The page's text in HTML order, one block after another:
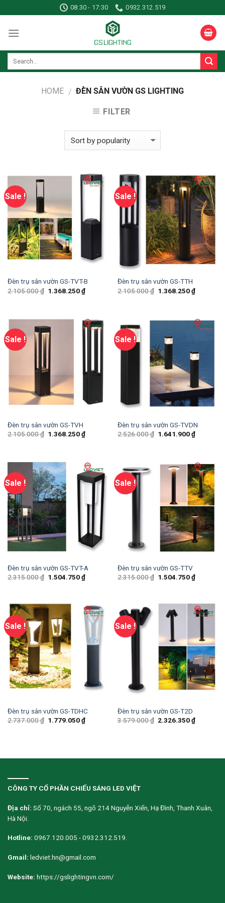
to
content
08:30 - 17:30 0932.312.519
HOME / ĐÈN SÂN VƯỜN GS LIGHTING
FILTER
Sale !
Đèn trụ sân vườn GS-TVT-B
2.105.000₫ 1.368.250₫
Sale !
Đèn trụ sân vườn GS-TTH
2.105.000₫ 1.368.250₫
Sale !
Đèn trụ sân vườn GS-TVH
2.105.000₫ 1.368.250₫
Sale !
Đèn trụ sân vườn GS-TVDN
2.526.000₫ 1.641.900₫
Sale !
Đèn trụ sân vườn GS-TVT-A
2.315.000₫ 1.504.750₫
Sale !
Đèn trụ sân vườn GS-TTV
2.315.000₫ 1.504.750₫
Sale !
Đèn trụ sân vườn GS-TDHC
2.737.000₫ 1.779.050₫
Sale !
Đèn trụ sân vườn GS-T2D
3.579.000₫ 2.326.350₫
CÔNG TY CỔ PHẦN CHIẾU SÁNG LED VIỆT
Địa chỉ: Số 70, ngách 55, ngõ 214 Nguyễn Xiển, Hạ Đình, Thanh Xuân,
Hà Nội.
Hotline: 0967.120.005 - 0932.312.519.
Gmail: ledviet.hn@gmail.com
Website: https://gslightingvn.com/